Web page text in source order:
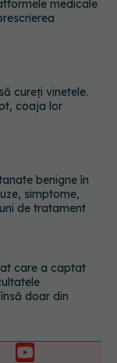
cureți vinetele.
coaja lor
benigne în
simptome,
care a captat
doar din
mai puțin ca
reduce cu
fiecare gram de
ABONAȚI